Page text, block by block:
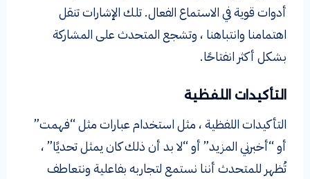
أدوات قوية في الاستماع الفعال. تلك الإشارات تنقل
اهتمامنا وانتباهنا ، وتشجع المتحدث على المشاركة
بشكل أكثر انفتاحًا.
التأكيدات اللفظية
التأكيدات اللفظية ، مثل استخدام عبارات مثل “فهمت”
أو “أخبرني المزيد” أو “لا بد أن ذلك كان يمثل تحديًا” ،
تُظهر للمتحدث أننا نستمع لتجاربه بفاعلية ونتعاطف